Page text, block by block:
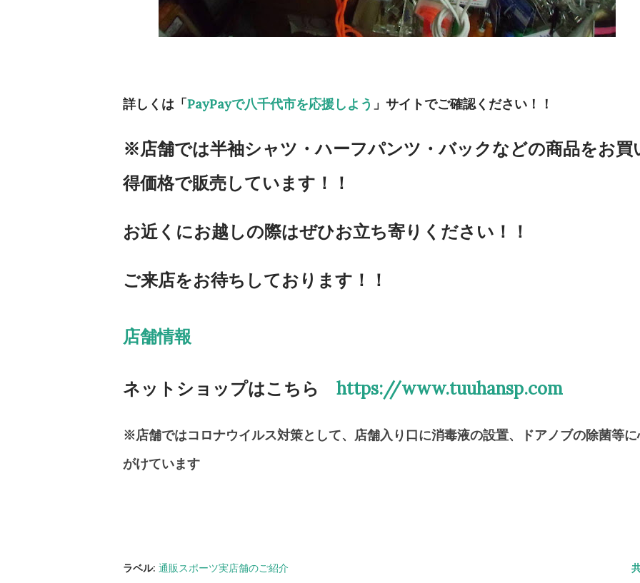
詳しくは「PayPayで八千代市を応援しよう 」サイトでご確認ください！！
※店舗では半袖シャツ・ハーフパンツ・バックなどの商品をお買
得価格で販売しています！！
お近くにお越しの際はぜひお立ち寄りください！！
ご来店をお待ちしております！！
店舗情報
ネットショップはこちら https://www.tuuhansp.com
※店舗ではコロナウイルス対策として、店舗入り口に消毒液の設置、ドアノブの除菌等に
がけています
ラベル: 通販スポーツ実店舗のご紹介